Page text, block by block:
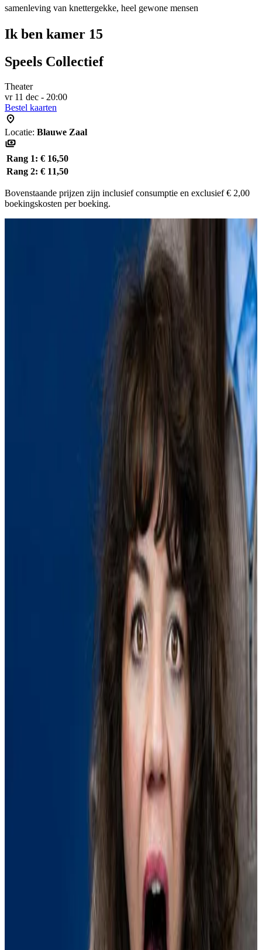
samenleving van knettergekke, heel gewone mensen
Ik ben kamer 15
Speels Collectief
Theater
vr 11 dec - 20:00
Bestel kaarten
Locatie: Blauwe Zaal
Rang 1: € 16,50
Rang 2: € 11,50
Bovenstaande prijzen zijn inclusief consumptie en exclusief € 2,00
boekingskosten per boeking.